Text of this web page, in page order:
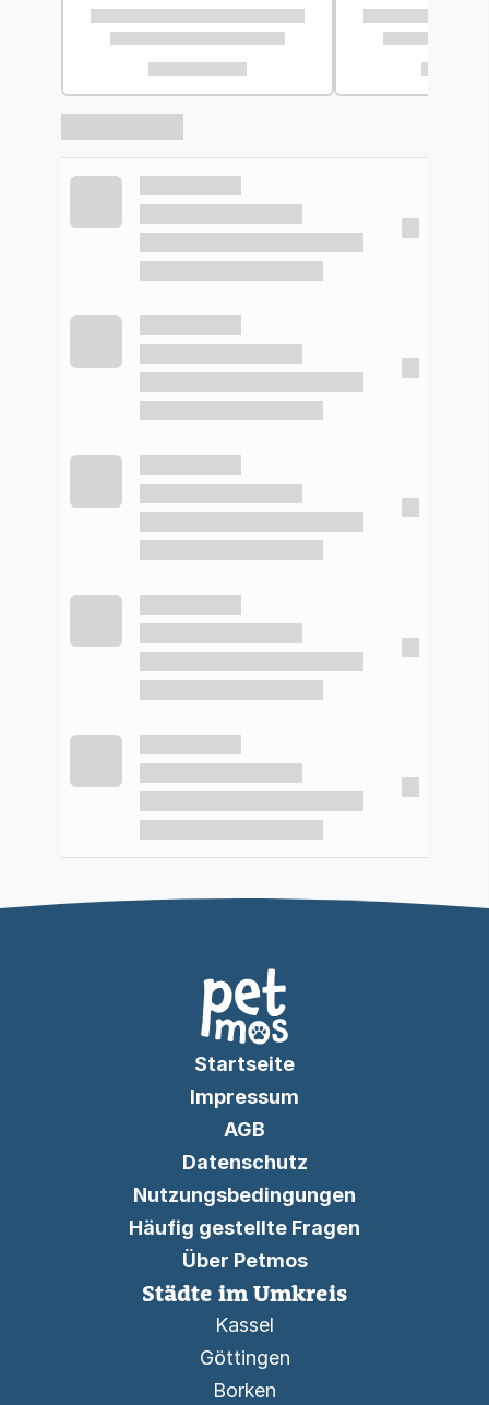
Startseite
Impressum
AGB
Datenschutz
Nutzungsbedingungen
Häufig gestellte Fragen
Über Petmos
Städte im Umkreis
Kassel
Göttingen
Borken